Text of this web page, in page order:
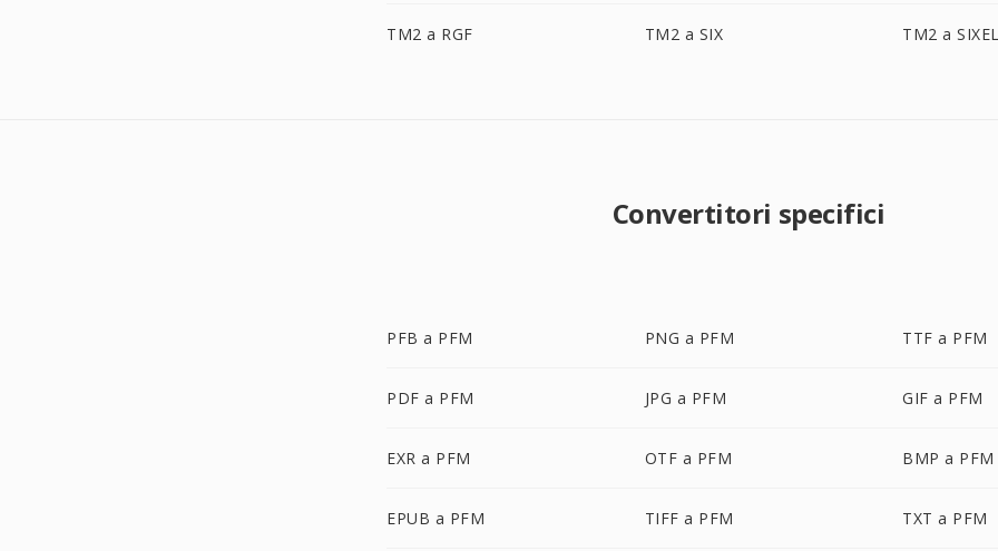
TM2 a RGF TM2 a SIX TM2 a
Convertitori specifici
PFB a PFM PNG a PFM TTF a PFM
PDF a PFM JPG a PFM GIF a PFM
EXR a PFM OTF a PFM BMP a PFM
EPUB a PFM TIFF a PFM TXT a PFM